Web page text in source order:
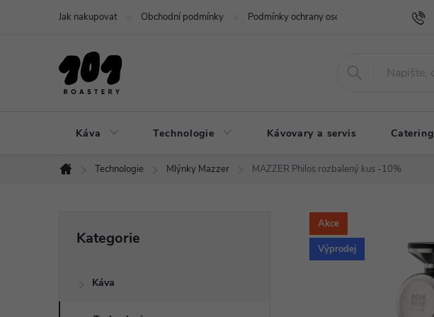
Jak nakupovat Obchodní podmínky Podmínky ochrany osobních údajů
Káva Technologie Kávovary a servis Catering
Domů
Technologie Mlýnky Mazzer MAZZER Philos rozbalený kus -10%
s
kategorie
Kategorie
Káva
Akce
Výprodej